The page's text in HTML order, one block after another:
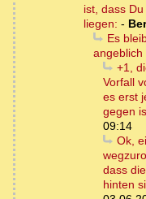
ist, dass
liegen: -
Es
angeblich
+1,
Vorfall
es erst
gegen
09:14
Ok,
dass
hinten